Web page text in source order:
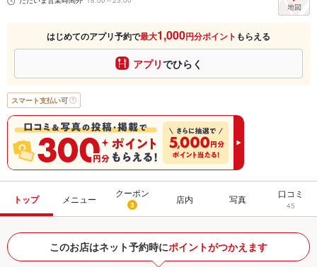
はじめてのアプリ予約で最大1,000円分ポイント もらえる
アプリでひらく
スマート支払い可
トップ メニュー
クーポン
3 店内 写真 口コミ
45
このお店はネット予約時にポイントがつかえます